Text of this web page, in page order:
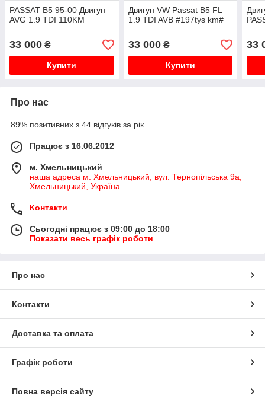
PASSAT B5 95-00 Двигун
AVG 1.9 TDI 110KM
33 000 ₴
Купити
Двигун VW Passat B5 FL
1.9 TDI AVB #197tys km#
33 000₴
Купити
33
Про нас
89% позитивних з 44 відгуків за рік
Працює з 16.06.2012
м. Хмельницький
наша адреса м. Хмельницький, вул. Тернопільська 9а,
Хмельницький, Україна
Контакти
Сьогодні працює з 09:00 до 18:00
Показати весь графік роботи
Про нас
Контакти
Доставка та оплата
Графік роботи
Повна версія сайту